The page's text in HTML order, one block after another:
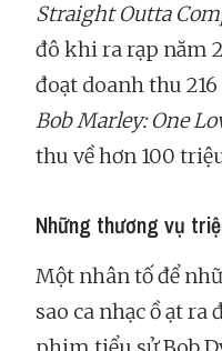
Straight Outta
đô khi ra rạp năm
đoạt doanh thu
Bob Marley: One
thu về hơn 100
Những thương vụ
Một nhân tố để
sao ca nhạc ồ ạt ra